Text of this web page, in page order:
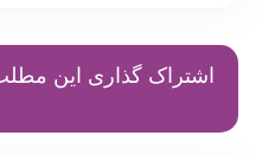
اشتراک گذاری این مطلب: